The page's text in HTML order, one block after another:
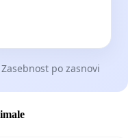
Zasebnost po zasnovi